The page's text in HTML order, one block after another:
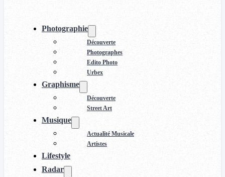
Photographie
Découverte
Photographes
Edito Photo
Urbex
Graphisme
Découverte
Street Art
Musique
Actualité Musicale
Artistes
Lifestyle
Radar